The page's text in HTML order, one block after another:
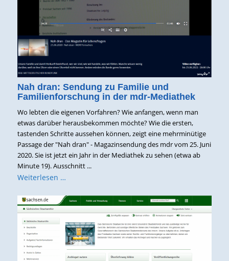
Nah dran: Sendung zu Familie und
Familienforschung in der mdr-Mediathek
Wo lebten die eigenen Vorfahren? Wie anfangen, wenn man
etwas darüber herausbekommen möchte? Wie die ersten,
tastenden Schritte aussehen können, zeigt eine mehrminütige
Passage der "Nah dran" - Magazinsendung des mdr vom 25. Juni
2020. Sie ist jetzt ein Jahr in der Mediathek zu sehen (etwa ab
Minute 19). Ausschnitt ...
Weiterlesen …